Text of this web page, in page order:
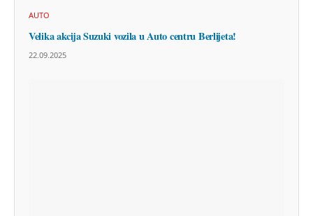
AUTO
Velika akcija Suzuki vozila u Auto centru Berlijeta!
22.09.2025